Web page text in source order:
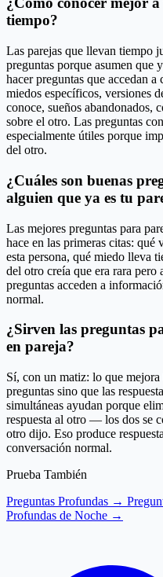
tiempo?
Las parejas que llevan tiempo
preguntas porque asumen que
hacer preguntas que accedan a
miedos específicos, versiones
conoce, sueños abandonados,
sobre el otro. Las preguntas
especialmente útiles porque
del otro.
¿Cuáles son buenas
alguien que ya es tu
Las mejores preguntas para
hace en las primeras citas: qué
esta persona, qué miedo lleva
del otro creía que era rara pero
preguntas acceden a
normal.
¿Sirven las preguntas
en pareja?
Sí, con un matiz: lo que
preguntas sino que las
simultáneas ayudan porque
respuesta al otro — los dos se
otro dijo. Eso produce
conversación normal.
Prueba También
Preguntas Profundas →
Profundas de Noche →